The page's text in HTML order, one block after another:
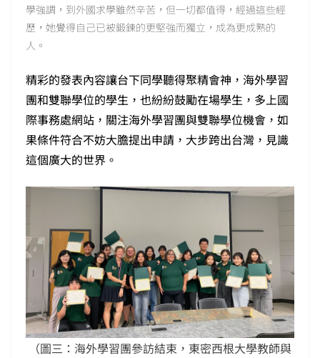
學強調，到外國求學雖然辛苦，但一切都值得，經過這些經
歷，她覺得自己已被鍛鍊的更堅強而獨立，成為更成熟的
人。
精彩的發表內容讓台下同學聽得聚精會神，海外學習
團和雙聯學位的學生，也紛紛鼓勵在場學生，多上國
際事務處網站，關注海外學習團與雙聯學位機會，如
果條件符合不妨大膽提出申請，大步跨出台灣，見識
這個廣大的世界。
（圖三：海外學習團參訪結束，東密西根大學教師與